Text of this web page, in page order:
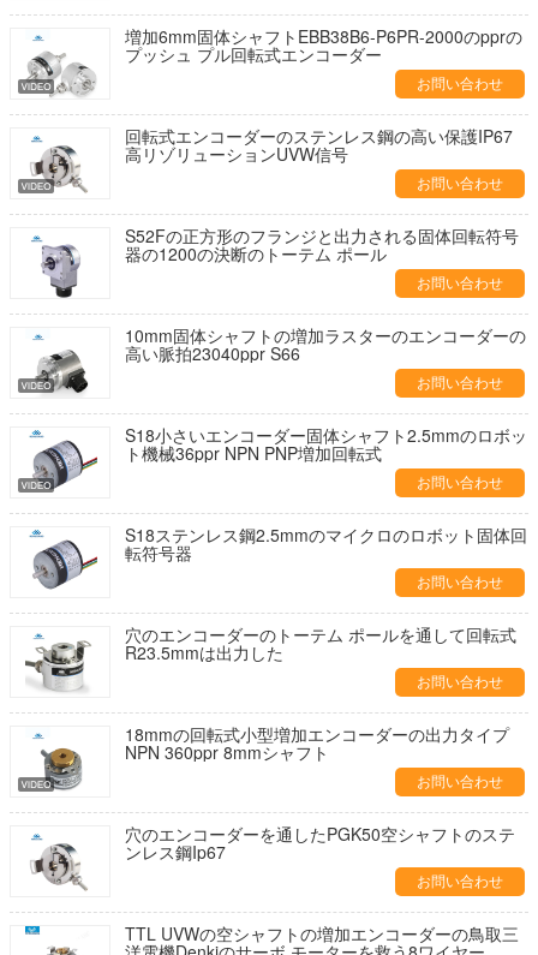
増加6mm固体シャフトEBB38B6-P6PR-2000のpprの
プッシュ プル回転式エンコーダー
お問い合わせ
回転式エンコーダーのステンレス鋼の高い保護IP67
高リゾリューションUVW信号
お問い合わせ
S52Fの正方形のフランジと出力される固体回転符号
器の1200の決断のトーテム ポール
お問い合わせ
10mm固体シャフトの増加ラスターのエンコーダーの
高い脈拍23040ppr S66
お問い合わせ
S18小さいエンコーダー固体シャフト2.5mmのロボッ
ト機械36ppr NPN PNP増加回転式
お問い合わせ
S18ステンレス鋼2.5mmのマイクロのロボット固体回
転符号器
お問い合わせ
穴のエンコーダーのトーテム ポールを通して回転式
R23.5mmは出力した
お問い合わせ
18mmの回転式小型増加エンコーダーの出力タイプ
NPN 360ppr 8mmシャフト
お問い合わせ
穴のエンコーダーを通したPGK50空シャフトのステ
ンレス鋼Ip67
お問い合わせ
TTL UVWの空シャフトの増加エンコーダーの鳥取三